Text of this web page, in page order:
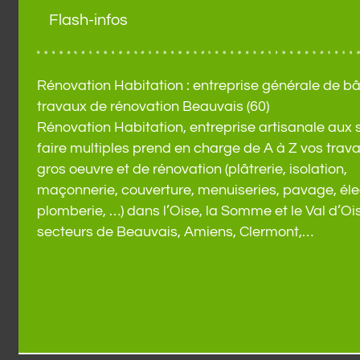
Flash-infos
Rénovation Habitation : entreprise générale de
travaux de rénovation Beauvais (60)
Rénovation Habitation, entreprise artisanale aux
faire multiples prend en charge de A à Z vos
gros oeuvre et de rénovation (plâtrerie, isolation,
maçonnerie, couverture, menuiseries, pavage,
plomberie, …) dans l’Oise, la Somme et le Val
secteurs de Beauvais, Amiens, Clermont,…
Je remercie
que je ne
de la
réalisée dans
un montant
grande
trouvera
appel à